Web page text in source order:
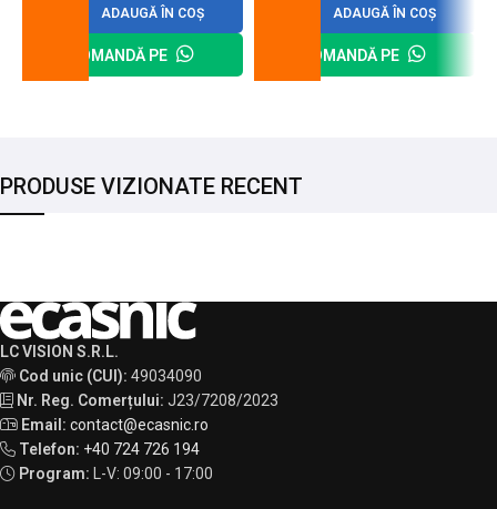
ADAUGĂ ÎN COȘ
COMANDĂ PE
ADAUGĂ ÎN COȘ
COMANDĂ PE
PRODUSE VIZIONATE RECENT
LC VISION S.R.L.
Cod unic (CUI): 49034090
Nr. Reg. Comerțului: J23/7208/2023
Email: contact@ecasnic.ro
Telefon: +40 724 726 194
Program:
L-V: 09:00 - 17:00